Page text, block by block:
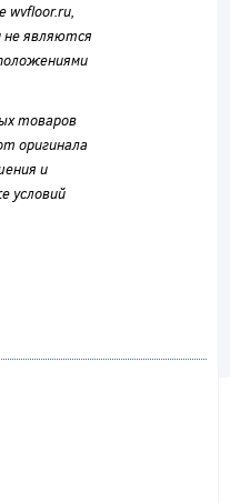
wvfloor.ru,
не являются
товаров
оригинала
и
условий